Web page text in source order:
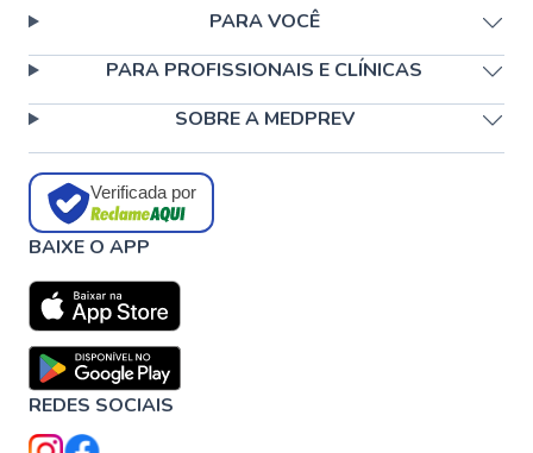
PARA VOCÊ
PARA PROFISSIONAIS E CLÍNICAS
SOBRE A MEDPREV
Verificada por
BAIXE O APP
REDES SOCIAIS